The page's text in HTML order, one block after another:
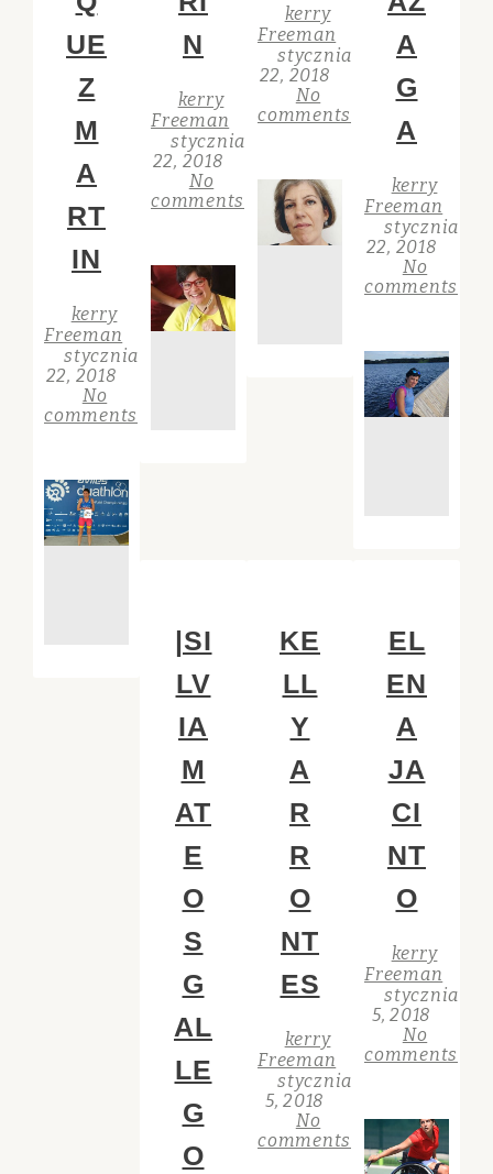
UE
Z
M
A
RT
IN
kerry
Freeman
stycznia
22, 2018
No
comments
N
kerry
Freeman
stycznia
22, 2018
No
comments
kerry
Freeman
stycznia
22, 2018
No
comments
A
G
A
kerry
Freeman
stycznia
22, 2018
No
comments
|SI
LV
IA
M
AT
E
O
S
G
AL
LE
G
O
KE
LL
Y
A
R
R
O
NT
ES
kerry
Freeman
stycznia
5, 2018
No
comments
EL
EN
A
JA
CI
NT
O
kerry
Freeman
stycznia
5, 2018
No
comments